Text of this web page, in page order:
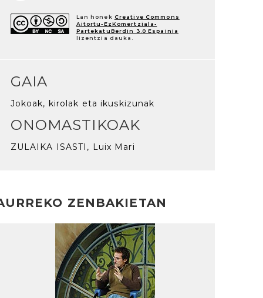
Lan honek Creative Commons
Aitortu-EzKomertziala-
PartekatuBerdin 3.0 Espainia
lizentzia dauka.
GAIA
Jokoak, kirolak eta ikuskizunak
ONOMASTIKOAK
ZULAIKA ISASTI, Luix Mari
ZENBAKIETAN